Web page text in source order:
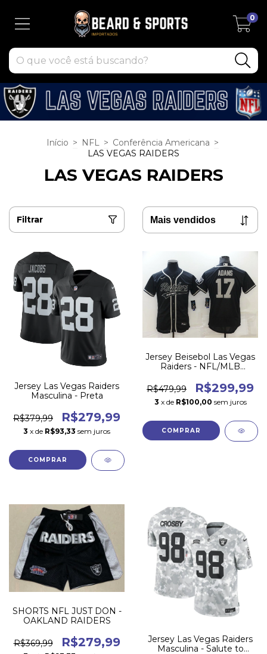
0
Início > NFL > Conferência Americana >
LAS VEGAS RAIDERS
LAS VEGAS RAIDERS
Filtrar
Jersey Las Vegas Raiders
Masculina - Preta
R$379,99 R$279,99
3 x de R$93,33 sem juros
COMPRAR
Jersey Beisebol Las Vegas
Raiders - NFL/MLB
R$479,99
R$299,99
3 x de R$100,00 sem juros
COMPRAR
SHORTS NFL JUST DON -
OAKLAND RAIDERS
R$369,99 R$279,99
Jersey Las Vegas Raiders
Masculina - Salute to